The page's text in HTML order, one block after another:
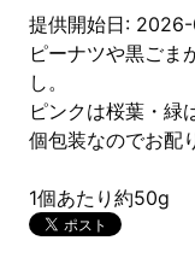
提供開始日:
ピーナツや黒ごま
し。
ピンクは桜葉・緑
個包装なのでお配
1個あたり約50g